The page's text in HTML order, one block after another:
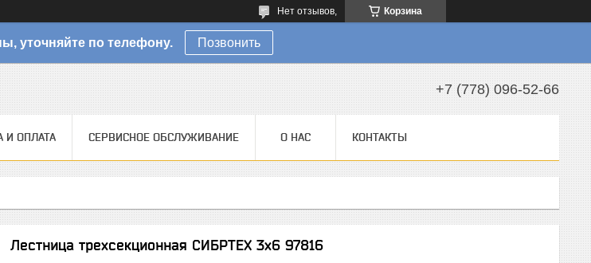
Корзина
Нет отзывов,
уточняйте по телефону. Позвонить
+7 (778) 096-52-66
И ОПЛАТА СЕРВИСНОЕ ОБСЛУЖИВАНИЕ О НАС КОНТАКТЫ
Лестница трехсекционная СИБРТЕХ 3х6 97816